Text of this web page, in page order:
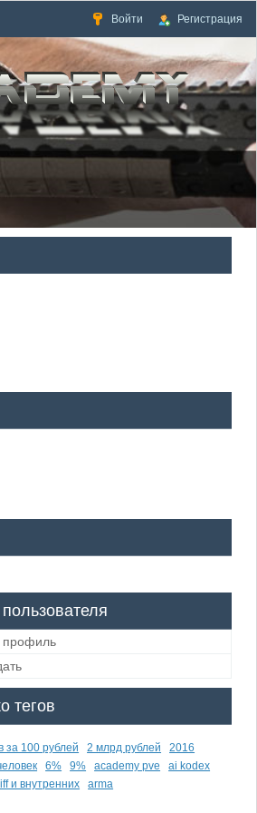
Войти Регистрация
тегов
за 100 рублей 2 млрд рублей
2016
6% 9% academy pve
ai kodex
и внутренних
arma